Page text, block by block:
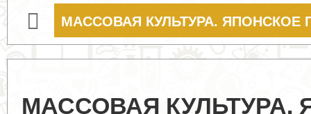
МАССОВАЯ КУЛЬТУРА. ЯПОНСКОЕ
МАССОВАЯ КУЛЬТУРА.